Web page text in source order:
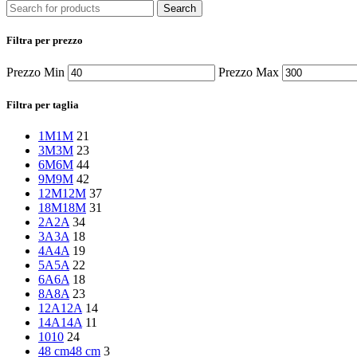
Search
Filtra per prezzo
Prezzo Min Prezzo Max
Filtra per taglia
1M1M 21
3M3M 23
6M6M 44
9M9M 42
12M12M 37
18M18M 31
2A2A 34
3A3A 18
4A4A 19
5A5A 22
6A6A 18
8A8A 23
12A12A 14
14A14A 11
1010 24
48 cm48 cm 3